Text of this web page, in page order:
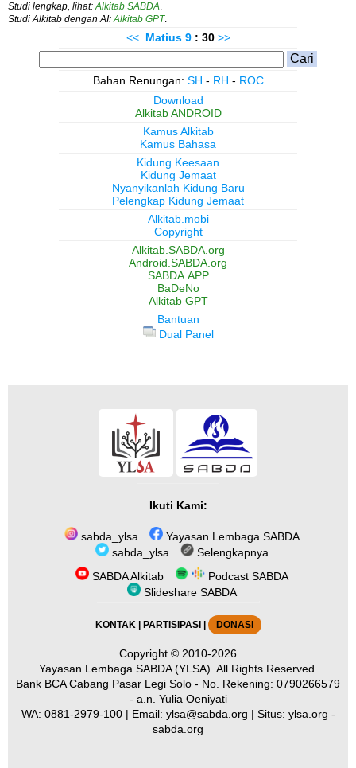
Studi lengkap, lihat: Alkitab SABDA
Studi Alkitab dengan AI: Alkitab GPT.
<< Matius 9 : 30 >>
Bahan Renungan: SH - RH - ROC
Download
Alkitab ANDROID
Kamus Alkitab
Kamus Bahasa
Kidung Keesaan
Kidung Jemaat
Nyanyikanlah Kidung Baru
Pelengkap Kidung Jemaat
Alkitab.mobi
Copyright
Alkitab.SABDA.org
Android.SABDA.org
SABDA.APP
BaDeNo
Alkitab GPT
Bantuan
Dual Panel
Ikuti Kami:
sabda_ylsa
Yayasan Lembaga SABDA
sabda_ylsa
Selengkapnya
SABDA Alkitab
Podcast SABDA
Slideshare SABDA
KONTAK| PARTISIPASI DONASI
Copyright © 2010-2026
Yayasan Lembaga SABDA (YLSA). All Rights Reserved.
Bank BCA Cabang Pasar Legi Solo - No. Rekening: 0790266579
- a.n. Yulia Oeniyati
WA: 0881-2979-100| Email: ylsa@sabda.org | Situs: ylsa.org -
sabda.org